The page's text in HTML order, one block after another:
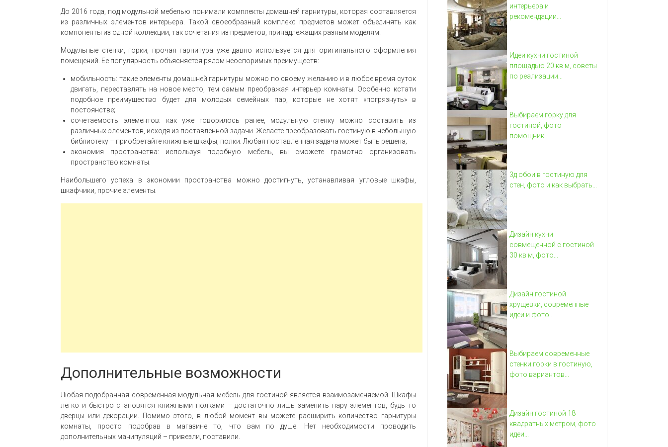
До 2016 года, под модульной мебелью понимали комплекты домашней гарнитуры, которая составляется
из различных элементов интерьера. Такой своеобразный комплекс предметов может объединять как
компоненты из одной коллекции, так сочетания из предметов, принадлежащих разным моделям.
Модульные стенки, горки, прочая гарнитура уже давно используется для оригинального оформления
помещений. Ее популярность объясняется рядом неоспоримых преимуществ:
мобильность: такие элементы домашней гарнитуры можно по своему желанию и в любое время суток
двигать, переставлять на новое место, тем самым преображая интерьер комнаты. Особенно кстати
подобное преимущество будет для молодых семейных пар, которые не хотят «погрязнуть» в
постоянстве;
сочетаемость элементов: как уже говорилось ранее, модульную стенку можно составить из
различных элементов, исходя из поставленной задачи. Желаете преобразовать гостиную в небольшую
библиотеку – приобретайте книжные шкафы, полки. Любая поставленная задача может быть решена;
экономия пространства: используя подобную мебель, вы сможете грамотно организовать
пространство комнаты.
Наибольшего успеха в экономии пространства можно достигнуть, устанавливая угловые шкафы,
шкафчики, прочие элементы.
Дополнительные возможности
Любая подобранная современная модульная мебель для гостиной является взаимозаменяемой. Шкафы
легко и быстро становятся книжными полками – достаточно лишь заменить пару элементов, будь то
дверцы или декорации. Помимо этого, в любой момент вы можете расширить количество гарнитуры
комнаты, просто подобрав в магазине то, что вам по душе. Нет необходимости проводить
дополнительных манипуляций – привезли, поставили.
интерьера и
рекомендации...
Идеи кухни гостиной
площадью 20 кв м, советы
по реализации...
Выбираем горку для
гостиной, фото
помощник...
3д обои в гостиную для
стен, фото и как выбрать...
Дизайн кухни
совмещенной с гостиной
30 кв м, фото...
Дизайн гостиной
хрущевки, современные
идеи и фото...
Выбираем современные
стенки горки в гостиную,
фото вариантов...
Дизайн гостиной 18
квадратных метром, фото
идеи...